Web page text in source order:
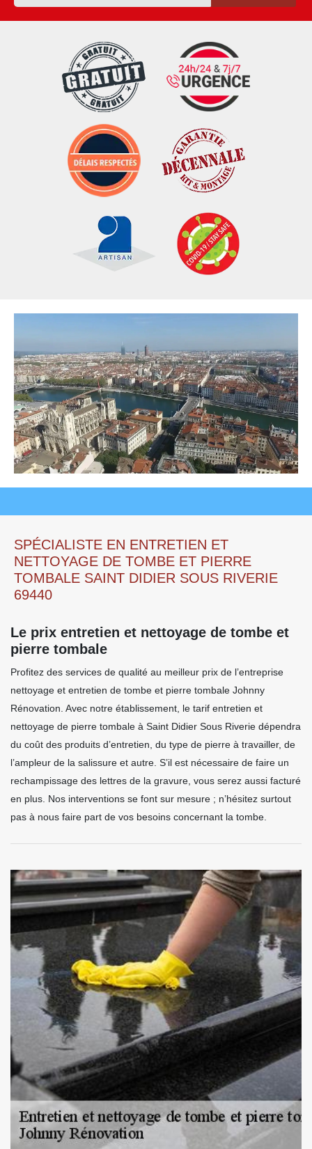
SPÉCIALISTE EN ENTRETIEN ET
NETTOYAGE DE TOMBE ET PIERRE
TOMBALE SAINT DIDIER SOUS RIVERIE
69440
Le prix entretien et nettoyage de tombe et
pierre tombale
Profitez des services de qualité au meilleur prix de l’entreprise
nettoyage et entretien de tombe et pierre tombale Johnny
Rénovation. Avec notre établissement, le tarif entretien et
nettoyage de pierre tombale à Saint Didier Sous Riverie dépendra
du coût des produits d’entretien, du type de pierre à travailler, de
l’ampleur de la salissure et autre. S’il est nécessaire de faire un
rechampissage des lettres de la gravure, vous serez aussi facturé
en plus. Nos interventions se font sur mesure ; n’hésitez surtout
pas à nous faire part de vos besoins concernant la tombe.